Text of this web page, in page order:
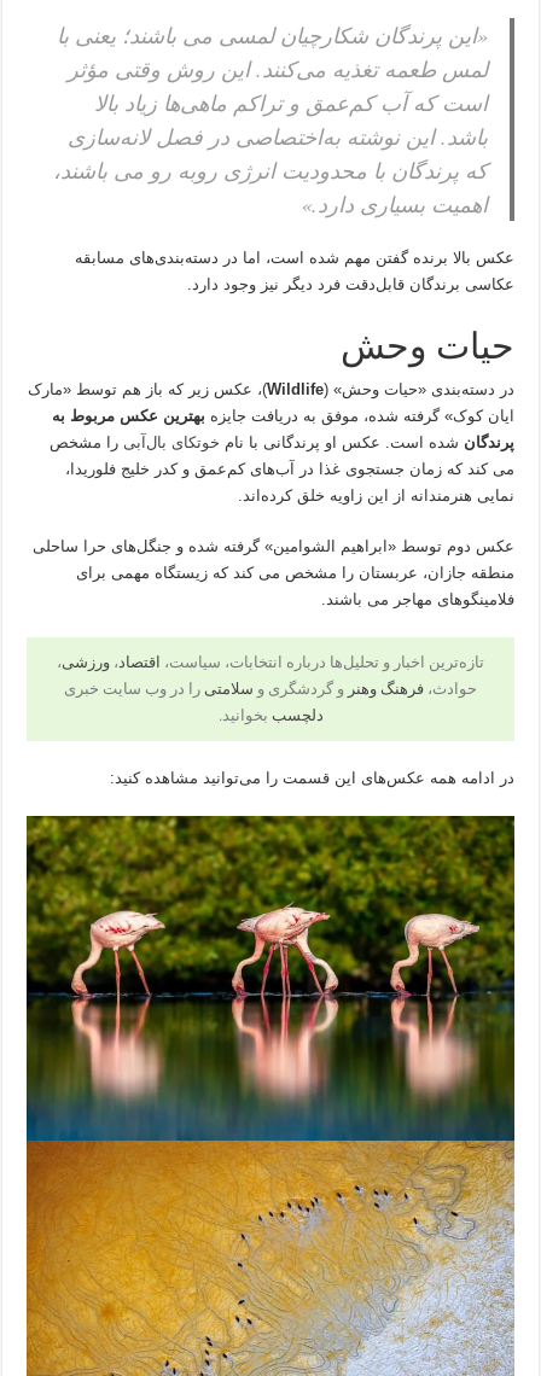
«این پرندگان شکارچیان لمسی می باشند؛ یعنی با
لمس طعمه تغذیه می‌کنند. این روش وقتی مؤثر
است که آب کم‌عمق و تراکم ماهی‌ها زیاد بالا
باشد. این نوشته به‌اختصاصی در فصل لانه‌سازی
که پرندگان با محدودیت انرژی روبه رو‌ می باشند،
اهمیت بسیاری دارد.»
عکس بالا برنده گفتن مهم شده است، اما در دسته‌بندی‌های مسابقه
عکاسی برندگان قابل‌دقت فرد دیگر نیز وجود دارد.
حیات وحش
در دسته‌بندی «حیات وحش» (Wildlife)، عکس زیر که باز هم توسط «مارک
ایان کوک» گرفته شده، موفق به دریافت جایزه بهترین عکس مربوط به
پرندگان شده است. عکس او پرندگانی با نام خوتکای بال‌آبی را مشخص
می کند که زمان جستجوی غذا در آب‌های کم‌عمق و کدر خلیج فلوریدا،
نمایی هنرمندانه از این زاویه خلق کرده‌اند.
عکس دوم توسط «ابراهیم الشوامین» گرفته شده و جنگل‌های حرا ساحلی
منطقه جازان، عربستان را مشخص می کند که زیستگاه مهمی برای
فلامینگوهای مهاجر می باشند.
تازه‌ترین اخبار و تحلیل‌ها درباره انتخابات، سیاست، اقتصاد، ورزشی،
حوادث، فرهنگ وهنر و گردشگری و سلامتی را در وب سایت خبری
دلچسب بخوانید.
در ادامه همه عکس‌های این قسمت را می‌توانید مشاهده کنید: